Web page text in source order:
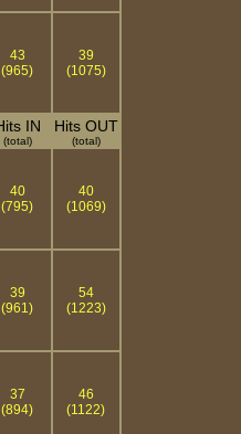
43
(965)
39
(1075)
IN
(total)
Hits OUT
(total)
40
(795)
40
(1069)
39
(961)
54
(1223)
37
(894)
46
(1122)